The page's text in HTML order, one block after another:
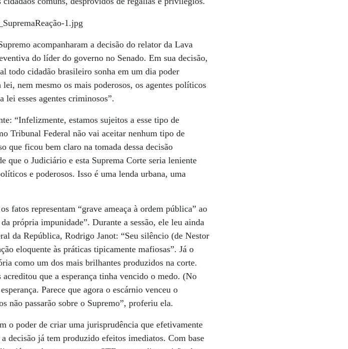
acompanharam a decisão do relator da Lava
do líder do governo no Senado. Em sua decisão,
todo cidadão brasileiro sonha em um dia poder
nem mesmo os mais poderosos, os agentes políticos
lei esses agentes criminosos”.
“Infelizmente, estamos sujeitos a esse tipo de
Tribunal Federal não vai aceitar nenhum tipo de
que ficou bem claro na tomada dessa decisão
que o Judiciário e esta Suprema Corte seria leniente
e poderosos. Isso é uma lenda urbana, uma
fatos representam “grave ameaça à ordem pública” ao
própria impunidade”. Durante a sessão, ele leu ainda
da República, Rodrigo Janot: “Seu silêncio (de Nestor
eloquente às práticas tipicamente mafiosas”. Já o
como um dos mais brilhantes produzidos na corte.
que a esperança tinha vencido o medo. (No
Parece que agora o escárnio venceu o
não passarão sobre o Supremo”, proferiu ela.
o poder de criar uma jurisprudência que efetivamente
já tem produzido efeitos imediatos. Com base